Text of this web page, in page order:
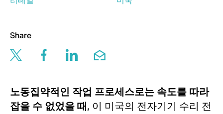
Share
Share this page via twitter
Share this page via facebook
Share this page via linkedin
Share this page via email
노동집약적인 작업 프로세스로는 속도를 따라
잡을 수 없었을 때, 이 미국의 전자기기 수리 전